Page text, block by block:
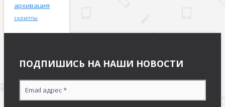
архивация
скрипты
ПОДПИШИСЬ НА НАШИ НОВОСТИ